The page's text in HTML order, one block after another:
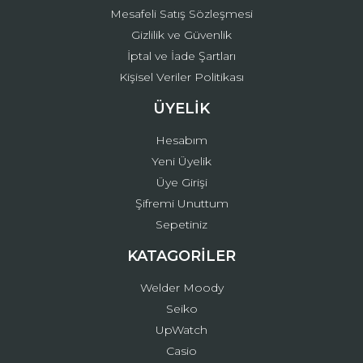
Mesafeli Satış Sözleşmesi
Gizlilik ve Güvenlik
İptal ve İade Şartları
Kişisel Veriler Politikası
ÜYELİK
Hesabım
Yeni Üyelik
Üye Girişi
Şifremi Unuttum
Sepetiniz
KATAGORİLER
Welder Moody
Seiko
UpWatch
Casio